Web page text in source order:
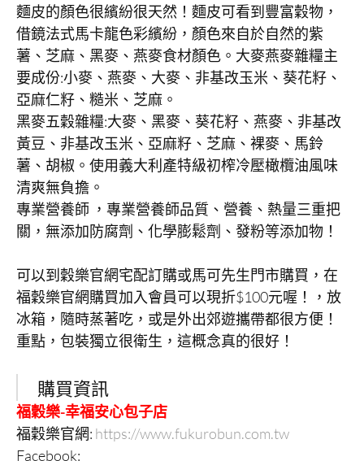
麵皮的顏色很繽紛很天然！麵皮可看到豐富穀物，
借鏡法式馬卡龍色彩繽紛，顏色來自於自然的紫
薯、芝麻、黑麥、燕麥食材顏色。大麥燕麥雜糧主
要成份:小麥、燕麥、大麥、非基改玉米、葵花籽、
亞麻仁籽、糙米、芝麻。
黑麥五穀雜糧:大麥、黑麥、葵花籽、燕麥、非基改
黃豆、非基改玉米、亞麻籽、芝麻、裸麥、馬鈴
薯、胡椒。使用義大利產特級初榨冷壓橄欖油風味
清爽無負擔。
專業營養師 ，專業營養師品質、營養、熱量三重把
關，無添加防腐劑、化學膨鬆劑、發粉等添加物！
可以到穀樂官網宅配訂購或馬可先生門市購買，在
福穀樂官網購買加入會員可以現折$100元喔！，放
冰箱，隨時蒸著吃，或是外出郊遊攜帶都很方便！
重點，包裝獨立很衛生，這概念真的很好！
購買資訊
福穀樂-幸福安心包子店
福穀樂官網: https://www.fukurobun.com.tw
Facebook: